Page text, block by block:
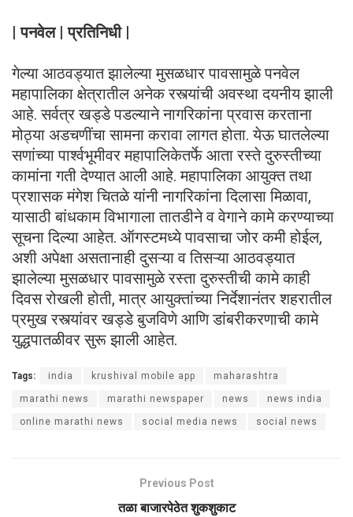
| पनवेल | प्रतिनिधी |
गेल्या आठवड्यात झालेल्या मुसळधार पावसामुळे पनवेल
महापालिका क्षेत्रातील अनेक रस्त्यांची अवस्था दयनीय झाली
आहे. सर्वत्र खड्डे पडल्याने नागरिकांना प्रवास करताना
मोठ्या अडचणींचा सामना करावा लागत होता. येऊ घातलेल्या
सणांच्या पार्श्वभूमीवर महापालिकेतर्फे आता रस्ते दुरुस्तीच्या
कामांना गती देण्यात आली आहे. महापालिका आयुक्त तथा
प्रशासक मंगेश चितळे यांनी नागरिकांना दिलासा मिळावा,
यासाठी बांधकाम विभागाला तातडीने व वेगाने कामे करण्याच्या
सूचना दिल्या आहेत. ऑगस्टमध्ये पावसाचा जोर कमी होईल,
अशी अपेक्षा असतानाही दुसऱ्या व तिसऱ्या आठवड्यात
झालेल्या मुसळधार पावसामुळे रस्ता दुरुस्तीची कामे काही
दिवस रोखली होती, मात्र आयुक्तांच्या निर्देशानंतर शहरातील
प्रमुख रस्त्यांवर खड्डे बुजविणे आणि डांबरीकरणाची कामे
युद्धपातळीवर सुरू झाली आहेत.
Tags: india krushival mobile app maharashtra
marathi news marathi newspaper news news india
online marathi news social media news social news
Previous Post
तळा बाजारपेठेत शुकशुकाट